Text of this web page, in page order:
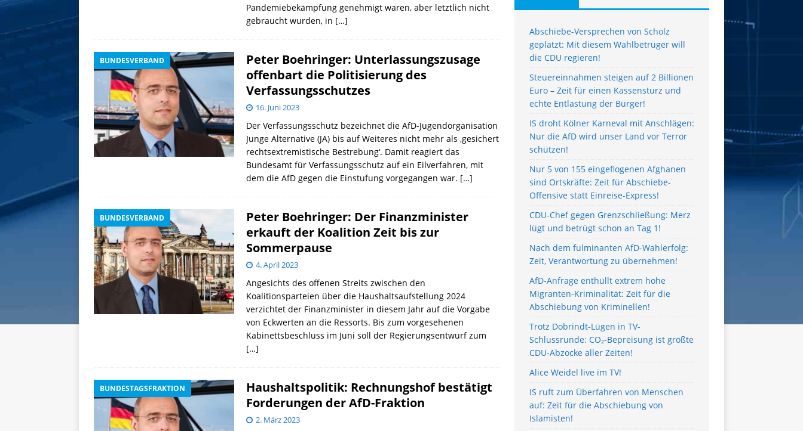
Pandemiebekämpfung genehmigt waren, aber letztlich nicht
gebraucht wurden, in […]
BUNDESVERBAND
Peter Boehringer: Unterlassungszusage
offenbart die Politisierung des
Verfassungsschutzes
16. Juni 2023
Der Verfassungsschutz bezeichnet die AfD-Jugendorganisation
Junge Alternative (JA) bis auf Weiteres nicht mehr als ‚gesichert
rechtsextremistische Bestrebung‘. Damit reagiert das
Bundesamt für Verfassungsschutz auf ein Eilverfahren, mit
dem die AfD gegen die Einstufung vorgegangen war. […]
BUNDESVERBAND
Peter Boehringer: Der Finanzminister
erkauft der Koalition Zeit bis zur
Sommerpause
4. April 2023
Angesichts des offenen Streits zwischen den
Koalitionsparteien über die Haushaltsaufstellung 2024
verzichtet der Finanzminister in diesem Jahr auf die Vorgabe
von Eckwerten an die Ressorts. Bis zum vorgesehenen
Kabinettsbeschluss im Juni soll der Regierungsentwurf zum
[…]
BUNDESTAGSFRAKTION
Haushaltspolitik: Rechnungshof bestätigt
Forderungen der AfD-Fraktion
2. März 2023
Abschiebe-Versprechen von Scholz
geplatzt: Mit diesem Wahlbetrüger will
die CDU regieren!
Steuereinnahmen steigen auf 2 Billionen
Euro – Zeit für einen Kassensturz und
echte Entlastung der Bürger!
IS droht Kölner Karneval mit Anschlägen:
Nur die AfD wird unser Land vor Terror
schützen!
Nur 5 von 155 eingeflogenen Afghanen
sind Ortskräfte: Zeit für Abschiebe-
Offensive statt Einreise-Express!
CDU-Chef gegen Grenzschließung: Merz
lügt und betrügt schon an Tag 1!
Nach dem fulminanten AfD-Wahlerfolg:
Zeit, Verantwortung zu übernehmen!
AfD-Anfrage enthüllt extrem hohe
Migranten-Kriminalität: Zeit für die
Abschiebung von Kriminellen!
Trotz Dobrindt-Lügen in TV-
Schlussrunde: CO₂-Bepreisung ist größte
CDU-Abzocke aller Zeiten!
Alice Weidel live im TV!
IS ruft zum Überfahren von Menschen
auf: Zeit für die Abschiebung von
Islamisten!